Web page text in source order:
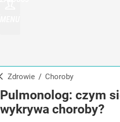
Zdrowie / Choroby
Pulmonolog: czym
wykrywa choroby?